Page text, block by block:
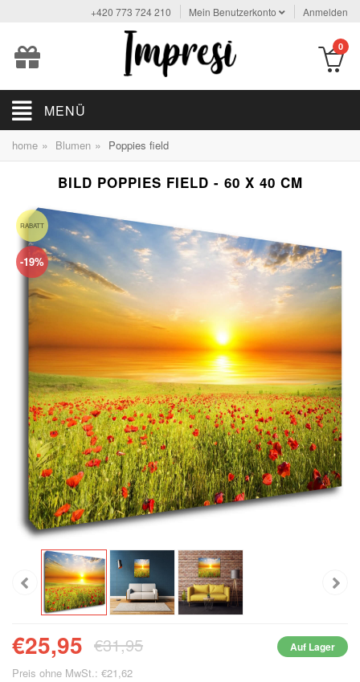
+420 773 724 210 Mein Benutzerkonto Anmelden
0
MENÜ
home » Blumen » Poppies field
BILD POPPIES FIELD - 60 X 40 CM
RABATT
-19%
€25,95 €31,95 Auf Lager
Preis ohne MwSt.: €21,62